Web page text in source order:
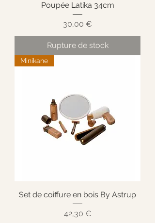
Poupée Latika 34cm
Prix
30,00 €
Rupture de stock
Minikane
Set de coiffure en bois By Astrup
Prix
42,30 €